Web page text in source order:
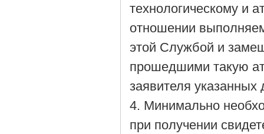
технологическому и
отношении
этой Службой и
прошедшими такую
заявителя указанных
4. Минимально
при получении